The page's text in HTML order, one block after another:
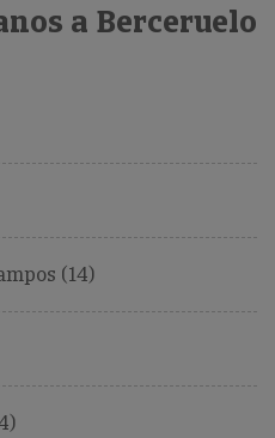
a Berceruelo
(14)